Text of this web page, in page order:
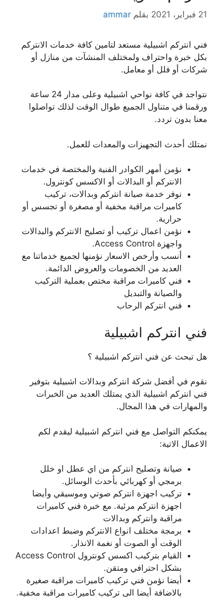
21 فبراير، 2021 بقلم ammar
فني انتركم اشبيلية مستعد لتامين كافة خدمات الانتركم
بكل خبرة واحتراف ولمختلف المنشآت من منازل أو
شركات أو فلل أو معامل.
نتواجد في كافة نواحي اشبيلية وعلى مدار 24 ساعة
ورقمنا في متناول الجميع طوال الوقت لذلك تواصلوا
معنا بدون تردد.
نمتلك أحدث التجهيزات والمعدات للعمل.
نؤمن أمهر الكوادر الفنية والمختصة في خدمات
الانتركم أو البدالات أو الاكسس كونترول.
نوفر خدمة صيانة انتركم وبدالات، تركيب
كاميرات مراقبة مخفية أو مصغرة أو تجسس أو
حرارية.
نؤمن اعمال تركيب أو تصليح الانتركم والبدالات
واجهزة Access Control.
أنسب وأرخص الاسعار نؤمنها لجميع خدماتنا مع
العديد من الخصومات والعروض الدائمة.
فني كاميرات مراقبة مختص بعملية التركيب
والصيانة والتبديل
فني انتركم الرحاب
فني انتركم اشبيلية
هل تبحث عن فني انتركم اشبيلية ؟
نقوم في أفضل شركة انتركم وبدالات اشبيلية بتوفير
فني انتركم اشبيلية الذي يمتلك العديد من الخبرات
والمهارات في هذا المجال.
يمكنكم التواصل مع فني انتركم اشبيلية ليقدم لكم
الاعمال الاتية:
صيانة وتصليح انتركم من اي عطل او خلل
برمجي أو كهربائي بأحدث الوسائل.
تركيب اجهزة انتركم صوتي وموسيقي وأيضا
اجهزة انتركم مرئية. مع خبرة فني كاميرات
مراقبة وانتركم وبدالات
برمجة مختلف انواع الانتركم وضبط اعدادات
الوقت أو الصوت أو نغمة الانذار.
القيام بتركيب اكسس كونترول Access Control
بشكل احترافي ومتقن.
أيضا نؤمن فني تركيب كاميرات مراقبة صغيرة
بالاضافة أيضا الى تركيب كاميرات مراقبة مخفية.